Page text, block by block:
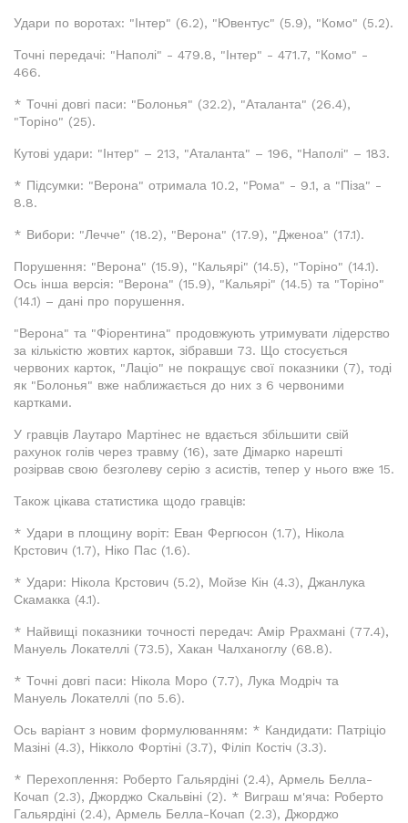
Удари по воротах: "Інтер" (6.2), "Ювентус" (5.9), "Комо" (5.2).
Точні передачі: "Наполі" - 479.8, "Інтер" - 471.7, "Комо" -
466.
* Точні довгі паси: "Болонья" (32.2), "Аталанта" (26.4),
"Торіно" (25).
Кутові удари: "Інтер" – 213, "Аталанта" – 196, "Наполі" – 183.
* Підсумки: "Верона" отримала 10.2, "Рома" - 9.1, а "Піза" -
8.8.
* Вибори: "Лечче" (18.2), "Верона" (17.9), "Дженоа" (17.1).
Порушення: "Верона" (15.9), "Кальярі" (14.5), "Торіно" (14.1).
Ось інша версія: "Верона" (15.9), "Кальярі" (14.5) та "Торіно"
(14.1) – дані про порушення.
"Верона" та "Фіорентина" продовжують утримувати лідерство
за кількістю жовтих карток, зібравши 73. Що стосується
червоних карток, "Лаціо" не покращує свої показники (7), тоді
як "Болонья" вже наближається до них з 6 червоними
картками.
У гравців Лаутаро Мартінес не вдається збільшити свій
рахунок голів через травму (16), зате Дімарко нарешті
розірвав свою безголеву серію з асистів, тепер у нього вже 15.
Також цікава статистика щодо гравців:
* Удари в площину воріт: Еван Фергюсон (1.7), Нікола
Крстович (1.7), Ніко Пас (1.6).
* Удари: Нікола Крстович (5.2), Мойзе Кін (4.3), Джанлука
Скамакка (4.1).
* Найвищі показники точності передач: Амір Ррахмані (77.4),
Мануель Локателлі (73.5), Хакан Чалханоглу (68.8).
* Точні довгі паси: Нікола Моро (7.7), Лука Модріч та
Мануель Локателлі (по 5.6).
Ось варіант з новим формулюванням: * Кандидати: Патріціо
Мазіні (4.3), Нікколо Фортіні (3.7), Філіп Костіч (3.3).
* Перехоплення: Роберто Гальярдіні (2.4), Армель Белла-
Кочап (2.3), Джорджо Скальвіні (2). * Виграш м'яча: Роберто
Гальярдіні (2.4), Армель Белла-Кочап (2.3), Джорджо